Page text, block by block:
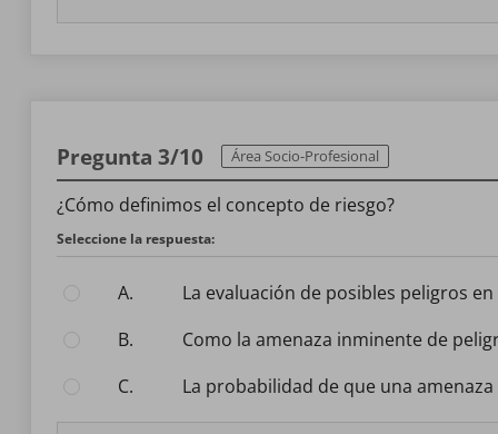
Pregunta 3/10 Área Socio-Profesional
¿Cómo definimos el concepto de riesgo?
Seleccione la respuesta:
A.
La evaluación de posibles peligros
B.
Como la amenaza inminente de
C.
La probabilidad de que una